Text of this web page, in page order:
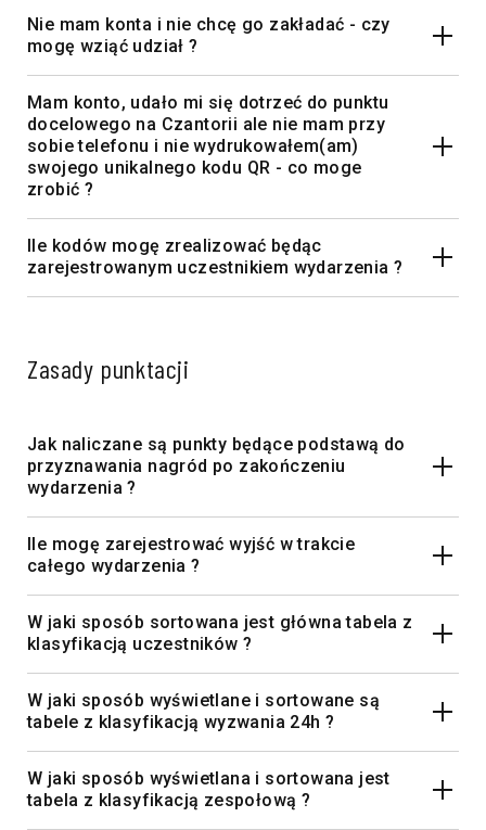
Nie mam konta i nie chcę go zakładać - czy
mogę wziąć udział ?
Mam konto, udało mi się dotrzeć do punktu
docelowego na Czantorii ale nie mam przy
sobie telefonu i nie wydrukowałem(am)
swojego unikalnego kodu QR - co moge
zrobić ?
Ile kodów mogę zrealizować będąc
zarejestrowanym uczestnikiem wydarzenia ?
Zasady punktacji
Jak naliczane są punkty będące podstawą do
przyznawania nagród po zakończeniu
wydarzenia ?
Ile mogę zarejestrować wyjść w trakcie
całego wydarzenia ?
W jaki sposób sortowana jest główna tabela z
klasyfikacją uczestników ?
W jaki sposób wyświetlane i sortowane są
tabele z klasyfikacją wyzwania 24h ?
W jaki sposób wyświetlana i sortowana jest
tabela z klasyfikacją zespołową ?